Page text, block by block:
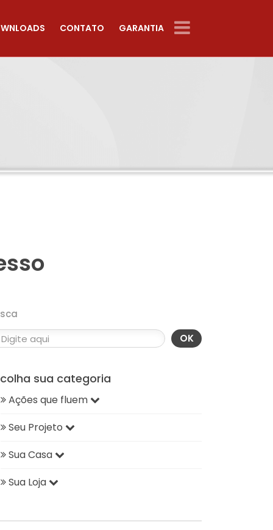
CONTATO GARANTIA
OK
sua categoria
Ações que fluem
Seu Projeto
Sua Casa
Sua Loja